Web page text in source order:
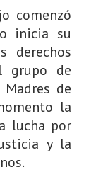
comenzó
inicia su
derechos
grupo de
de
la
lucha por
y la